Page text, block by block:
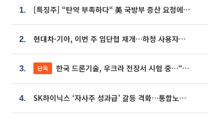
1. [특징주] “탄약 부족하다“ 美 국방부 증산 요청에⋯국내 방산주 급등세
2. 현대차·기아, 이번 주 임단협 재개…하청 사용자성 재심도 ‘변수’
3. 단독 한국 드론기술, 우크라 전장서 시험 중…“스타트업 여러 곳 참여”
4. SK하이닉스 ‘자사주 성과급’ 갈등 격화…통합노조 출범 움직임